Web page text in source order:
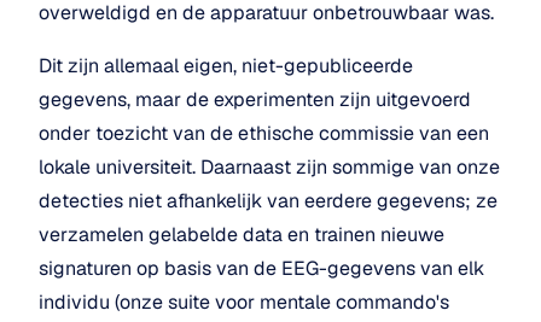
overweldigd en de apparatuur onbetrouwbaar was.
Dit zijn allemaal eigen, niet-gepubliceerde
gegevens, maar de experimenten zijn uitgevoerd
onder toezicht van de ethische commissie van een
lokale universiteit. Daarnaast zijn sommige van onze
detecties niet afhankelijk van eerdere gegevens; ze
verzamelen gelabelde data en trainen nieuwe
signaturen op basis van de EEG-gegevens van elk
individu (onze suite voor mentale commando's